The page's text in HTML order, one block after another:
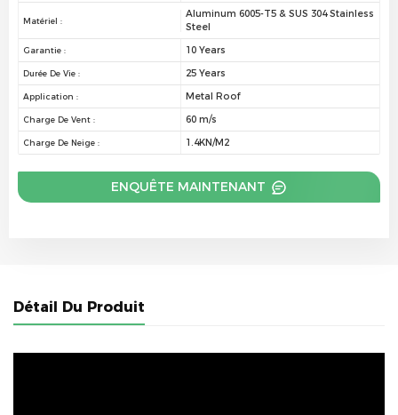
Matériel :
Aluminum 6005-T5 & SUS 304 Stainless
Steel
Garantie : 10 Years
Durée De Vie : 25 Years
Application : Metal Roof
Charge De Vent : 60 m/s
Charge De Neige : 1.4KN/M2
ENQUÊTE MAINTENANT
Détail Du Produit